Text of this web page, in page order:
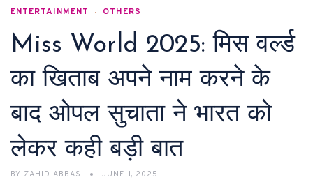
ENTERTAINMENT OTHERS
Miss World 2025: मिस वर्ल्ड
का खिताब अपने नाम करने के
बाद ओपल सुचाता ने भारत को
लेकर कही बड़ी बात
BY ZAHID ABBAS JUNE 1, 2025